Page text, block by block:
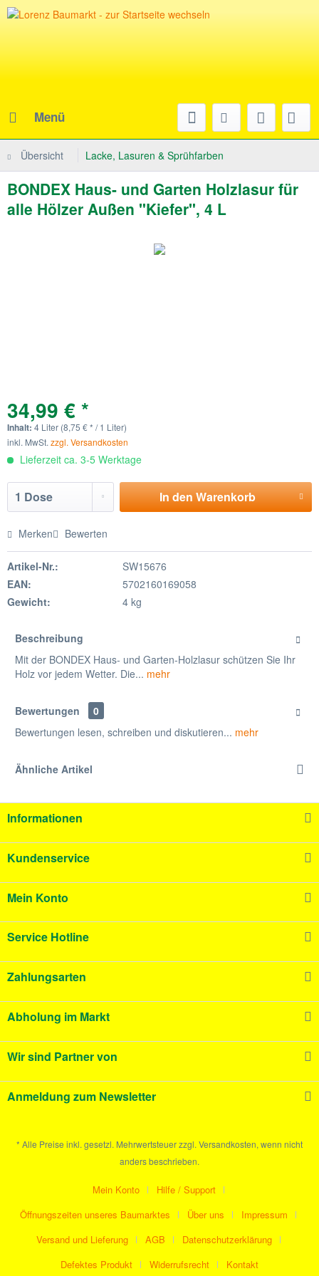
Menü
Übersicht Lacke, Lasuren & Sprühfarben
BONDEX Haus- und Garten Holzlasur für
alle Hölzer Außen "Kiefer", 4 L
34,99 € *
Inhalt: 4 Liter (8,75 € * / 1 Liter)
inkl. MwSt. zzgl. Versandkosten
Lieferzeit ca. 3-5 Werktage
In denWarenkorb
Merken Bewerten
Artikel-Nr.:
SW15676
EAN:
5702160169058
Gewicht:
4 kg
Beschreibung
Mit der BONDEX Haus- und Garten-Holzlasur schützen Sie Ihr
Holz vor jedem Wetter. Die... mehr
Bewertungen
0
Bewertungen lesen, schreiben und diskutieren... mehr
Ähnliche Artikel
Informationen
Kundenservice
Mein Konto
Service Hotline
Zahlungsarten
Abholung im Markt
Wir sind Partner von
Anmeldung zum Newsletter
* Alle Preise inkl. gesetzl. Mehrwertsteuer zzgl. Versandkosten, wenn nicht
anders beschrieben.
Mein Konto
Hilfe / Support
Öffnungszeiten unseres Baumarktes
Über uns
Impressum
Versand und Lieferung
AGB
Datenschutzerklärung
Defektes Produkt
Widerrufsrecht Kontakt